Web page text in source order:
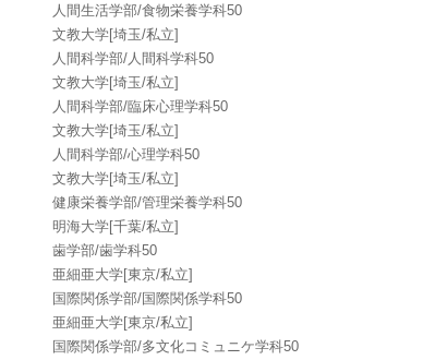
人間生活学部/食物栄養学科50
文教大学[埼玉/私立]
人間科学部/人間科学科50
文教大学[埼玉/私立]
人間科学部/臨床心理学科50
文教大学[埼玉/私立]
人間科学部/心理学科50
文教大学[埼玉/私立]
健康栄養学部/管理栄養学科50
明海大学[千葉/私立]
歯学部/歯学科50
亜細亜大学[東京/私立]
国際関係学部/国際関係学科50
亜細亜大学[東京/私立]
国際関係学部/多文化コミュニケ学科50